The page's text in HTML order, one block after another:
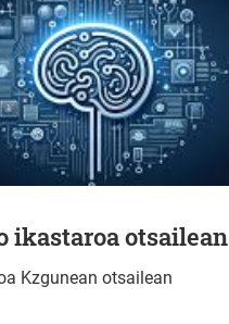
ikastaroa otsailean
Kzgunean otsailean